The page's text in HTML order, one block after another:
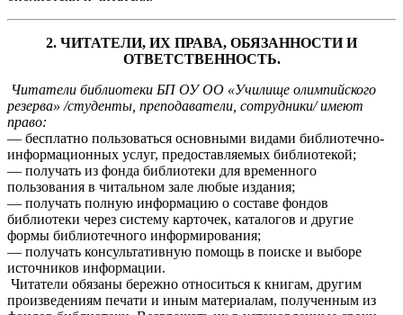
2. ЧИТАТЕЛИ, ИХ ПРАВА, ОБЯЗАННОСТИ И
ОТВЕТСТВЕННОСТЬ.
Читатели библиотеки БП ОУ ОО «Училище олимпийского
резерва» /студенты, преподаватели, сотрудники/ имеют
право:
— бесплатно пользоваться основными видами библиотечно-
информационных услуг, предоставляемых библиотекой;
— получать из фонда библиотеки для временного
пользования в читальном зале любые издания;
— получать полную информацию о составе фондов
библиотеки через систему карточек, каталогов и другие
формы библиотечного информирования;
— получать консультативную помощь в поиске и выборе
источников информации.
Читатели обязаны бережно относиться к книгам, другим
произведениям печати и иным материалам, полученным из